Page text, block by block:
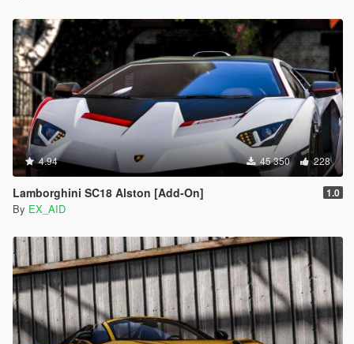
4.94 45 350 228
Lamborghini SC18 Alston [Add-On] 1.0
By EX_AID